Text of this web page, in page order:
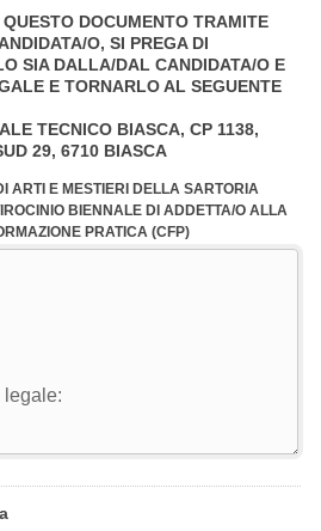
DOCUMENTO TRAMITE
O, SI PREGA DI
SIA DALLA/DAL CANDIDATA/O E
E TORNARLO AL SEGUENTE
TECNICO BIASCA, CP 1138,
29, 6710 BIASCA
ARTI E MESTIERI DELLA SARTORIA
BIENNALE DI ADDETTA/O ALLA
PRATICA (CFP)